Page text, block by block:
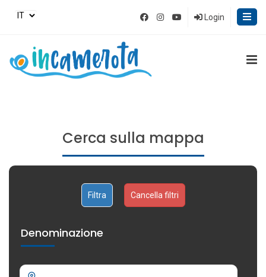
Login
Cerca sulla mappa
Denominazione
Cancella filtri